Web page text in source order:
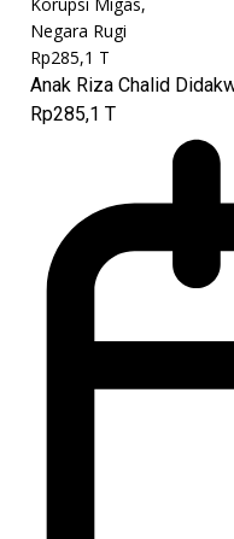
Anak Riza Chalid
Rp285,1 T